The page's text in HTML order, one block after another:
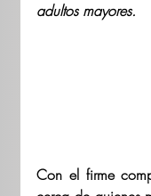
adultos mayores.
Con el firme